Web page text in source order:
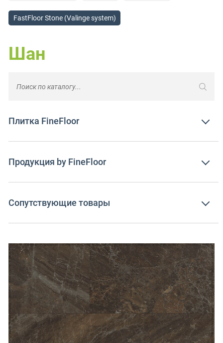
FastFloor Stone (Valinge system)
Шан
Плитка FineFloor
Продукция by FineFloor
Сопутствующие товары